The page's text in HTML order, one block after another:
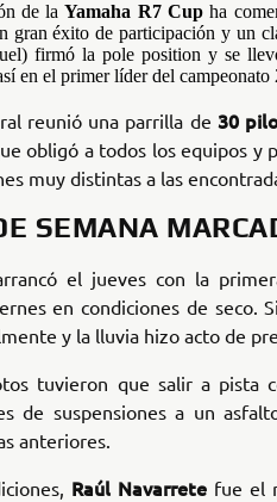
de laYamaha R7 Cup ha
gran éxito de participación y un
firmó la pole position y se
en el primer líder del campeonato
reunió una parrilla de 30
obligó a todos los equipos y
muy distintas a las
SEMANA
el jueves con la
en condiciones de seco.
y la lluvia hizo acto de
tuvieron que salir a pista
de suspensiones a un
anteriores.
Raúl Navarrete fue el